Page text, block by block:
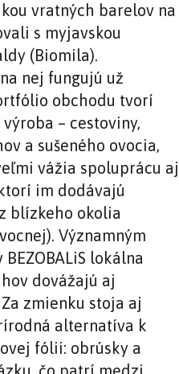
vratných barelov na
s myjavskou
(Biomila).
nej fungujú už
obchodu tvorí
– cestoviny,
a sušeného ovocia,
vážia spoluprácu aj
im dodávajú
blízkeho okolia
Významným
lokálna
dovážajú aj
zmienku stoja aj
alternatíva k
fólii: obrúsky a